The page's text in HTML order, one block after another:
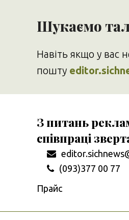
Шукаємо
Навіть якщо у вас
пошту
З питань
співпраці
(093)377 00 77
Прайс